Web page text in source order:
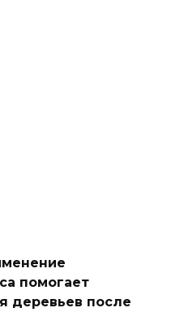
помогает
деревьев после